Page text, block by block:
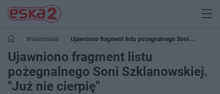
Wiadomości
Ujawniono fragment listu pożegnalnego Soni
Szklanowskiej. "Już nie cierpię"
Ujawniono fragment listu
pożegnalnego Soni Szklanowskiej.
"Już nie cierpię"